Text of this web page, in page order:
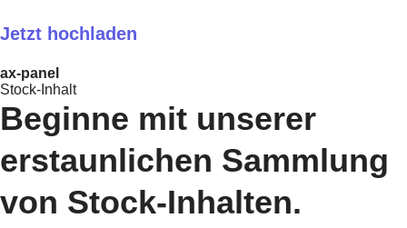
Jetzt hochladen
ax-panel
Stock-Inhalt
Beginne mit unserer
erstaunlichen Sammlung
von Stock-Inhalten.